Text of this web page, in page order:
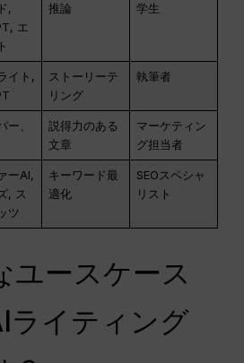
,
エ
推論 学生
イト,
ストーリーテ
リング
執筆者
ー、
説得力のある
文章
マーケティン
グ担当者
ーAI,
, ス
ツ
キーワード最
適化
SEOスペシャ
リスト
ユースケース
ライティング